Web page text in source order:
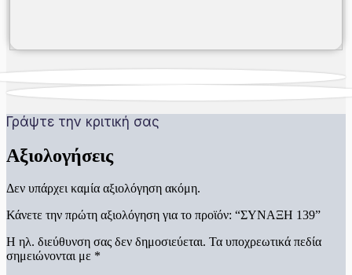
Γράψτε την κριτική σας
Αξιολογήσεις
Δεν υπάρχει καμία αξιολόγηση ακόμη.
Κάνετε την πρώτη αξιολόγηση για το προϊόν: “ΣΥΝΑΞΗ 139”
Η ηλ. διεύθυνση σας δεν δημοσιεύεται. Τα υποχρεωτικά πεδία
σημειώνονται με *